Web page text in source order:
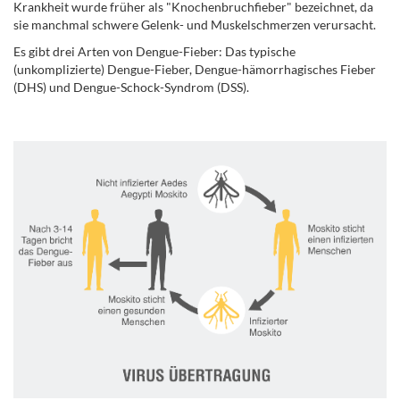
Krankheit wurde früher als "Knochenbruchfieber" bezeichnet, da
sie manchmal schwere Gelenk- und Muskelschmerzen verursacht.
Es gibt drei Arten von Dengue-Fieber: Das typische
(unkomplizierte) Dengue-Fieber, Dengue-hämorrhagisches Fieber
(DHS) und Dengue-Schock-Syndrom (DSS).